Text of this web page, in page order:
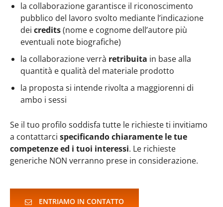
la collaborazione garantisce il riconoscimento
pubblico del lavoro svolto mediante l’indicazione
dei credits(nome e cognome dell’autore più
eventuali note biografiche)
la collaborazione verrà retribuita in base alla
quantità e qualità del materiale prodotto
la proposta si intende rivolta a maggiorenni di
ambo i sessi
Se il tuo profilo soddisfa tutte le richieste ti invitiamo
a contattarci specificando chiaramente le tue
competenze ed i tuoi interessi. Le richieste
generiche NON verranno prese in considerazione.
ENTRIAMO IN CONTATTO